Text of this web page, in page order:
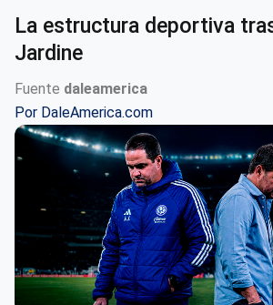
La estructura deportiva
Jardine
Fuente daleamerica
Por DaleAmerica.com